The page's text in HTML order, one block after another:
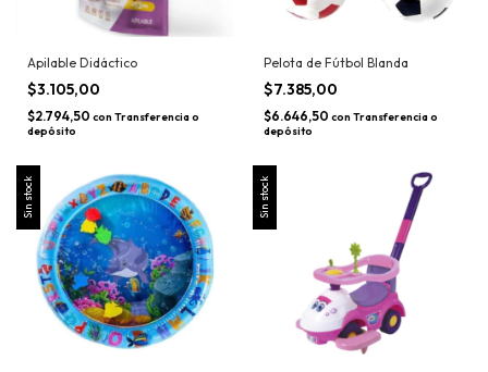
Apilable Didáctico
$3.105,00
$2.794,50 con Transferencia o
depósito
Pelota de Fútbol Blanda
$7.385,00
$6.646,50 con Transferencia o
depósito
Sin stock Sin stock